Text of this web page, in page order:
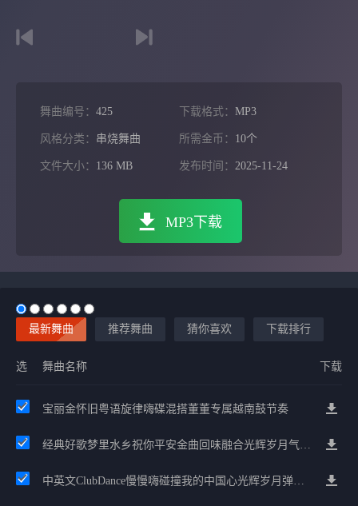
舞曲编号： 425 下载格式： MP3
风格分类： 串烧舞曲 所需金币： 10个
文件大小： 136 MB 发布时间： 2025-11-24
MP3下载
最新舞曲 推荐舞曲 猜你喜欢 下载排行
选 舞曲名称 下载
宝丽金怀旧粤语旋律嗨碟混搭董董专属越南鼓节奏
经典好歌梦里水乡祝你平安金曲回味融合光辉岁月气氛中文兄弟串烧
中英文ClubDance慢慢嗨碰撞我的中国心光辉岁月弹鼓车载